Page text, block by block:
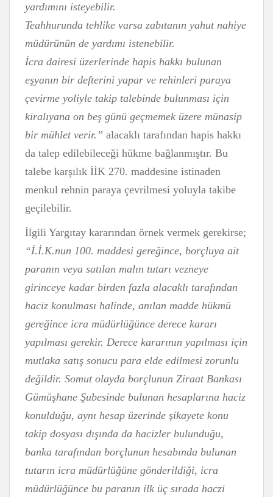
yardımını isteyebilir.
Teahhurunda tehlike varsa zabıtanın yahut nahiye
müdürünün de yardımı istenebilir.
İcra dairesi üzerlerinde hapis hakkı bulunan
eşyanın bir defterini yapar ve rehinleri paraya
çevirme yoliyle takip talebinde bulunması için
kiralıyana on beş günü geçmemek üzere münasip
bir mühlet verir.” alacaklı tarafından hapis hakkı
da talep edilebileceği hükme bağlanmıştır. Bu
talebe karşılık İİK 270. maddesine istinaden
menkul rehnin paraya çevrilmesi yoluyla takibe
geçilebilir.
İlgili Yargıtay kararından örnek vermek gerekirse;
“İ.İ.K.nun 100. maddesi gereğince, borçluya ait
paranın veya satılan malın tutarı vezneye
girinceye kadar birden fazla alacaklı tarafından
haciz konulması halinde, anılan madde hükmü
gereğince icra müdürlüğünce derece kararı
yapılması gerekir. Derece kararının yapılması için
mutlaka satış sonucu para elde edilmesi zorunlu
değildir. Somut olayda borçlunun Ziraat Bankası
Gümüşhane Şubesinde bulunan hesaplarına haciz
konulduğu, aynı hesap üzerinde şikayete konu
takip dosyası dışında da hacizler bulunduğu,
banka tarafından borçlunun hesabında bulunan
tutarın icra müdürlüğüne gönderildiği, icra
müdürlüğünce bu paranın ilk üç sırada haczi